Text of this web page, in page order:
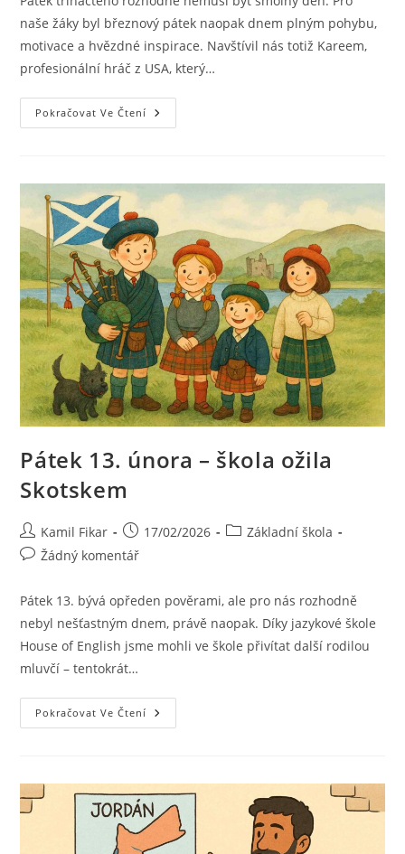
naše žáky byl březnový pátek naopak dnem plným pohybu,
motivace a hvězdné inspirace. Navštívil nás totiž Kareem,
profesionální hráč z USA, který…
Pokračovat Ve Čtení
Pátek 13. února – škola ožila
Skotskem
Kamil Fikar 17/02/2026
Základní škola
Žádný komentář
Pátek 13. bývá opředen pověrami, ale pro nás rozhodně
nebyl nešťastným dnem, právě naopak. Díky jazykové škole
House of English jsme mohli ve škole přivítat další rodilou
mluvčí – tentokrát…
Pokračovat Ve Čtení